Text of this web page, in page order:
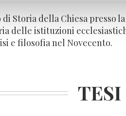
di Storia della Chiesa presso
delle istituzioni
e filosofia nel Novecento.
TESI